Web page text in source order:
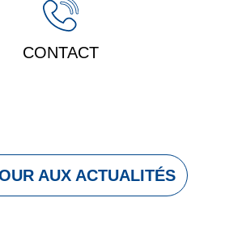
CONTACT
AUX ACTUALITÉS